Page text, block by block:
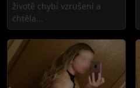
životě chybí vzrušení a
chtěla...